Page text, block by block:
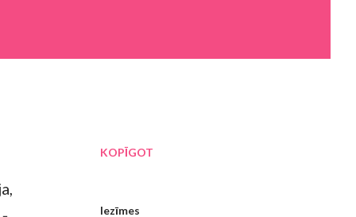
KOPĪGOT
Iezīmes